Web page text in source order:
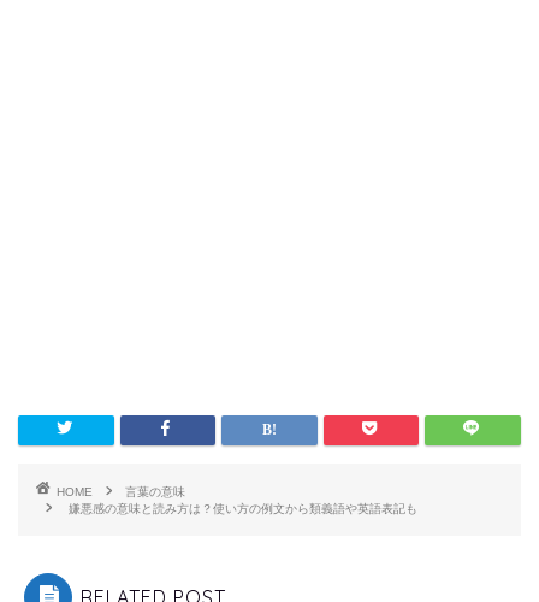
HOME
言葉の意味
嫌悪感の意味と読み方は？使い方の例文から類義語や英語表記も